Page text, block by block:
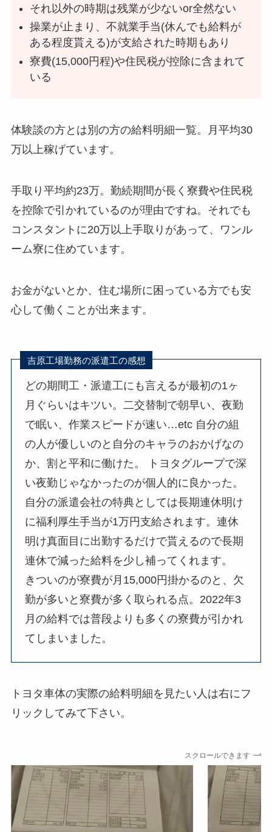
それ以外の時期は残業が少ないor全然ない
操業が止まり、不就業手当(休んでも給料が
ある程度貰える)が支給された時期もあり
寮費(15,000円程)や住民税が控除に含まれて
いる
体験談の方とは別の方の給料明細一覧。月平均30
万以上稼げています。
手取り平均約23万。勤続期間が長く寮費や住民税
を控除で引かれているのが理由ですね。それでも
コンスタントに20万以上手取りがあって、ワンル
ーム寮に住めています。
お金がないとか、住む場所に困っている方でも安
心して働くことが出来ます。
吉原工場勤務の派遣工の感想
どの期間工・派遣工にも言えるが最初の1ヶ
月ぐらいはキツい。二交替制で朝早い、夜勤
で眠い、作業スピードが速い…etc 自分の組
の人が優しいのと自分のキャラのおかげなの
か、割と平和に働けた。 トヨタグループで深
い夜勤じゃなかったのが個人的に良かった。
自分の派遣会社の特典としては長期連休明け
に福利厚生手当が1万円支給されます。連休
明け真面目に出勤するだけで貰えるので長期
連休で減った給料を少し補ってくれます。
きついのが寮費が月15,000円掛かるのと、欠
勤が多いと寮費が多く取られる点。2022年3
月の給料では普段よりも多くの寮費が引かれ
てしまいました。
トヨタ車体の実際の給料明細を見たい人は右にフ
リックしてみて下さい。
スクロールできます